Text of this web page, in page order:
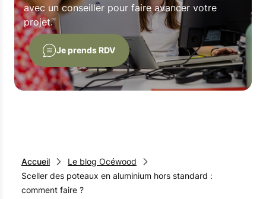
avec un conseiller pour faire avancer votre
projet.
Je prends RDV
Accueil
Le blog Océwood
Sceller des poteaux en aluminium hors standard :
comment faire ?